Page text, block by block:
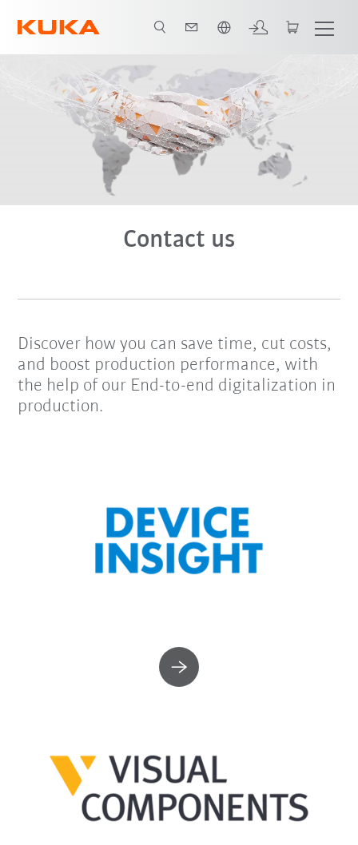
Contact us
Discover how you can save time, cut costs,
and boost production performance, with
the help of our End-to-end digitalization in
production.